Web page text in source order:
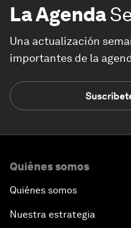
La Agenda
Una actualización
importantes de la
Quiénes somos
Quiénes somos
Nuestra estrategia